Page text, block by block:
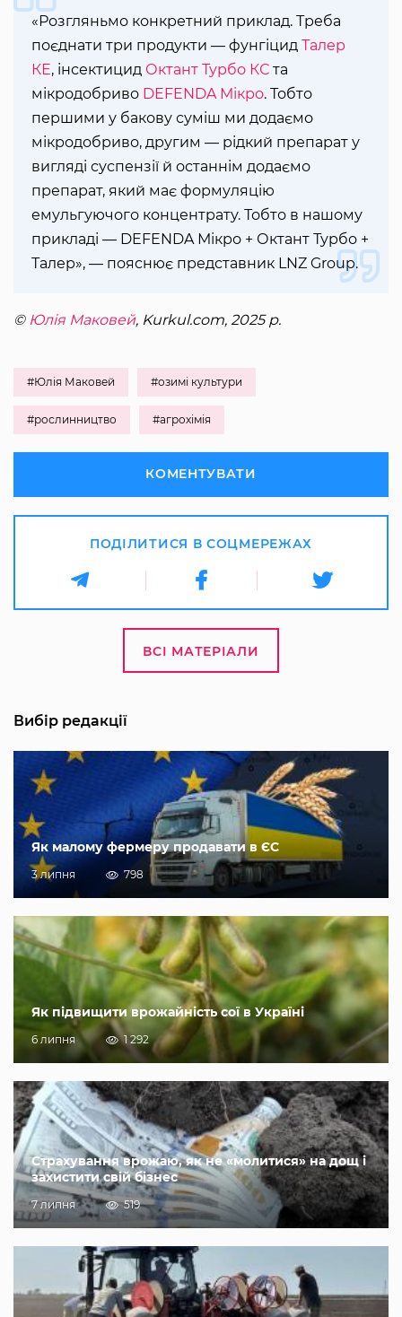
«Розгляньмо конкретний приклад. Треба
поєднати три продукти — фунгіцид Талер
КЕ, інсектицид Октант Турбо КС та
мікродобриво DEFENDA Мікро. Тобто
першими у бакову суміш ми додаємо
мікродобриво, другим — рідкий препарат у
вигляді суспензії й останнім додаємо
препарат, який має формуляцію
емульгуючого концентрату. Тобто в нашому
прикладі — DEFENDA Мікро + Октант Турбо +
Талер», — пояснює представник LNZ Group.
© Юлія Маковей, Kurkul.com, 2025 р.
#Юлія Маковей #озимі культури
#рослинництво #агрохімія
КОМЕНТУВАТИ
ПОДІЛИТИСЯ В СОЦМЕРЕЖАХ
ВСІ МАТЕРІАЛИ
Вибір редакції
Як малому фермеру продавати в ЄС
3 липня 798
Як підвищити врожайність сої в Україні
6 липня 1 292
Страхування врожаю, як не «молитися» на дощ і
захистити свій бізнес
7 липня 519